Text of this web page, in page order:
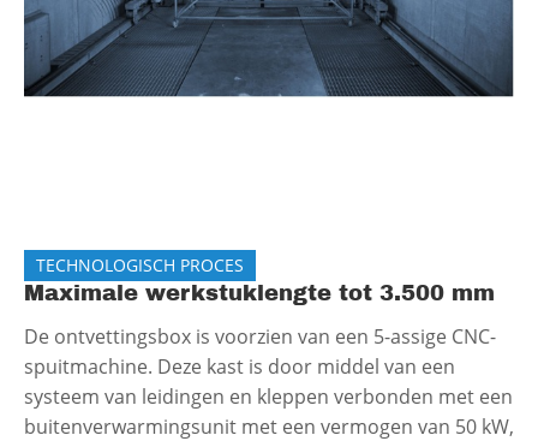
TECHNOLOGISCH PROCES
Maximale werkstuklengte tot 3.500 mm
De ontvettingsbox is voorzien van een 5-assige CNC-
spuitmachine. Deze kast is door middel van een
systeem van leidingen en kleppen verbonden met een
buitenverwarmingsunit met een vermogen van 50 kW,